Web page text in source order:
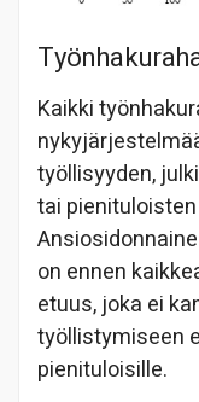
Kaikki
työllisyyden,
tai
on ennen
etuus, joka ei
työllistymiseen
pienituloisille.